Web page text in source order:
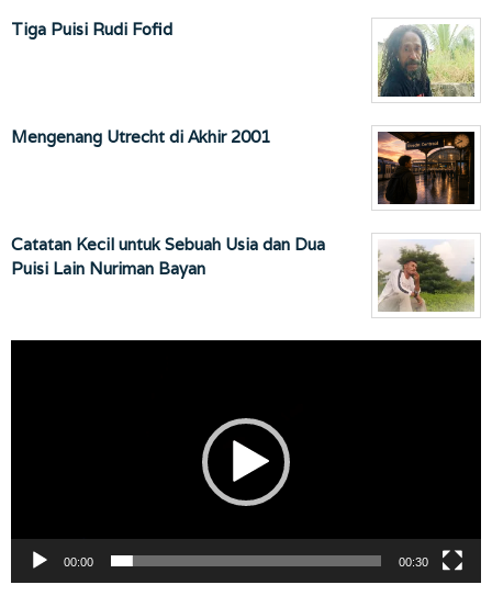
Tiga Puisi Rudi Fofid
Mengenang Utrecht di Akhir 2001
Catatan Kecil untuk Sebuah Usia dan Dua
Puisi Lain Nuriman Bayan
00:00 00:30